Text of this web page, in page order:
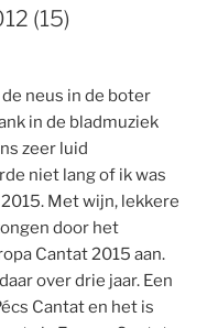
(15)
neus in de boter
in de bladmuziek
zeer luid
niet lang of ik was
Met wijn, lekkere
door het
Cantat 2015 aan.
over drie jaar. Een
Cantat en het is